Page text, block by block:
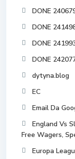
DONE
DONE
DONE
DONE
dytyna.blog
EC
Email Da
England Vs
Free Wagers,
Europa